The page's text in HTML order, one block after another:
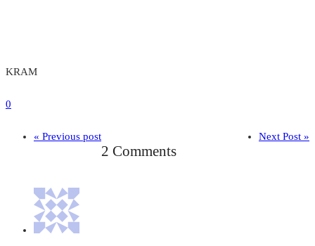
KRAM
0
« Previous post Next Post »
2 Comments